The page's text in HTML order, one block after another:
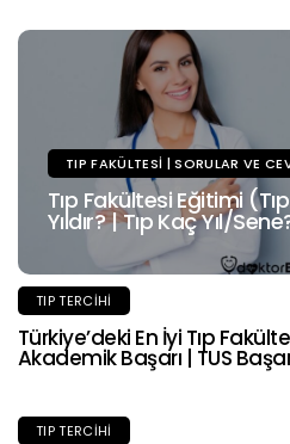
TIP FAKÜLTESI | SORULAR VE
Tıp Fakültesi Eğitimi
Yıldır? | Tıp Kaç Yıl/
TIP TERCIHI
Türkiye’deki En İyi Tıp
Akademik Başarı | TUS
TIP TERCIHI